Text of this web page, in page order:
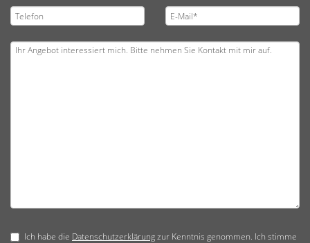
Ich habe die Datenschutzerklärungzur Kenntnis genommen. Ich stimme